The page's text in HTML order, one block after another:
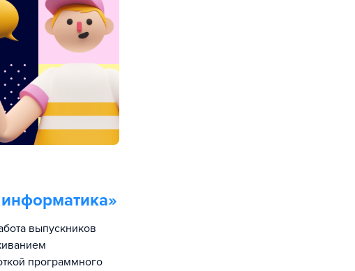
»
выпускников
программного